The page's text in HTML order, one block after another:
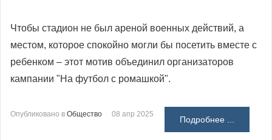
Чтобы стадион не был ареной военных действий, а
местом, которое спокойно могли бы посетить вместе с
ребенком – этот мотив объединил организаторов
кампании "На футбол с ромашкой".
Опубликовано в Общество 08 апр 2025
Подробнее ...